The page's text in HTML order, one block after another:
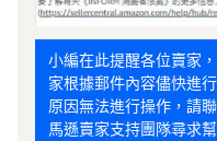
小編在此提醒各位賣家
家根據郵件內容儘快進
原因無法進行操作，請
馬遜賣家支持團隊尋求